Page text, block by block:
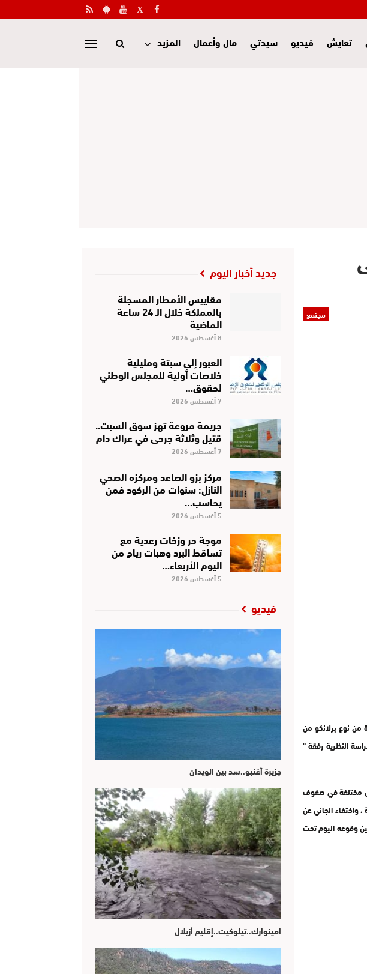
تعايش فيديو سيدتي مال وأعمال المزيد
مجتمع
نوع برلانكو من
النظرية رفقة ”
مختلفة في صفوف
واختفاء الجاني عن
وقوعه اليوم تحث
جديد أخبار اليوم
مقاييس الأمطار المسجلة
بالمملكة خلال الـ 24 ساعة
الماضية
8 أغسطس 2026
العبور إلى سبتة ومليلية
خلاصات أولية للمجلس الوطني
لحقوق…
7 أغسطس 2026
جريمة مروعة تهز سوق السبت..
قتيل وثلاثة جرحى في عراك دام
7 أغسطس 2026
مركز بزو الصاعد ومركزه الصحي
النازل: سنوات من الركود فمن
يحاسب…
5 أغسطس 2026
موجة حر وزخات رعدية مع
تساقط البرد وهبات رياح من
اليوم الأربعاء…
5 أغسطس 2026
فيديو
جزيرة أغنبو..سد بين الويدان
امينوارك..تيلوكيت..إقليم أزيلال